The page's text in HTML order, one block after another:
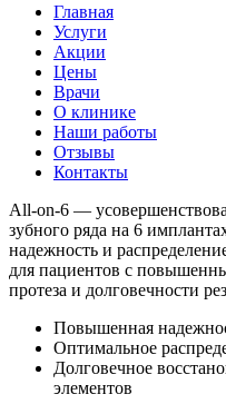
Главная
Услуги
Акции
Цены
Врачи
О клинике
Наши работы
Отзывы
Контакты
All-on-6 —
зубного ряда на 6
надежность и
для пациентов с
протеза и долговечности
Повышенная
Оптимальное
Долговечное
элементов